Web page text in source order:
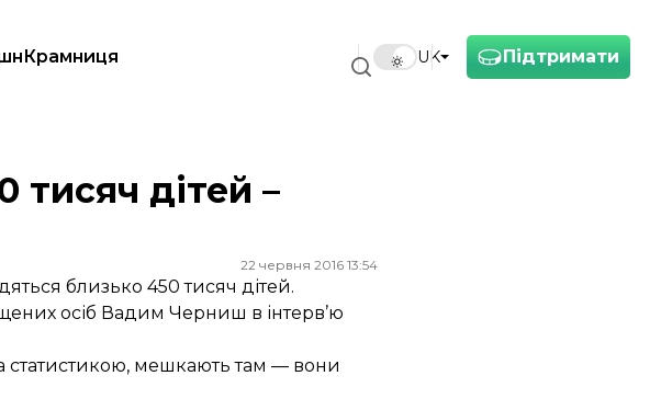
Підтримати
UK
Крамниця
тисяч дітей –
22 червня 2016 13:54
близько 450 тисяч дітей.
осіб Вадим Черниш в інтерв’ю
статистикою, мешкають там — вони